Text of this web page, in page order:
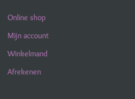
Online shop
Mijn account
Winkelmand
Afrekenen